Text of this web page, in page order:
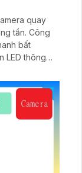
quay
tần. Công
bất
LED thông